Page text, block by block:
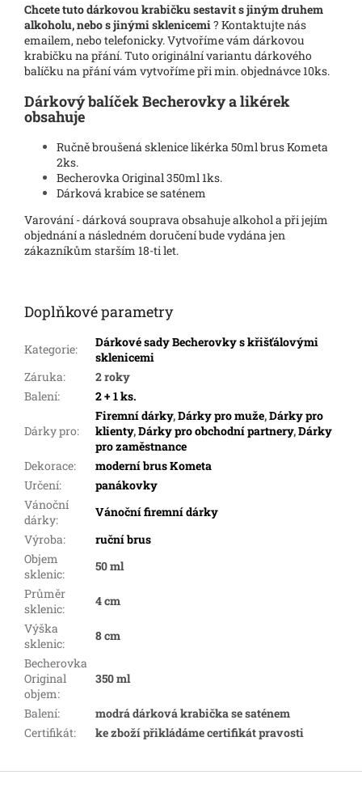
Chcete tuto dárkovou krabičku sestavit s jiným druhem
alkoholu, nebo s jinými sklenicemi? Kontaktujte nás
emailem, nebo telefonicky. Vytvoříme vám dárkovou
krabičku na přání. Tuto originální variantu dárkového
balíčku na přání vám vytvoříme při min. objednávce 10ks.
Dárkový balíček Becherovky a likérek
obsahuje
Ručně broušená sklenice likérka 50ml brus Kometa
2ks.
Becherovka Original 350ml 1ks.
Dárková krabice se saténem
Varování - dárková souprava obsahuje alkohol a při jejím
objednání a následném doručení bude vydána jen
zákazníkům starším 18-ti let.
Doplňkové parametry
Kategorie:
Dárkové sady Becherovky s křišťálovými
sklenicemi
Záruka:
2 roky
Balení: 2 + 1 ks.
Dárky pro:
Firemní dárky,Dárky pro muže,Dárky pro
klienty,Dárky pro obchodní partnery,Dárky
pro zaměstnance
Dekorace:
moderní brus Kometa
Určení:
panákovky
Vánoční
dárky:
Vánoční firemní dárky
Výroba:
ruční brus
Objem
sklenic:
50 ml
Průměr
sklenic:
4 cm
Výška
sklenic:
8 cm
Becherovka
Original
objem:
350 ml
Balení:
modrá dárková krabička se saténem
Certifikát: ke zboží přikládáme certifikát pravosti
Z